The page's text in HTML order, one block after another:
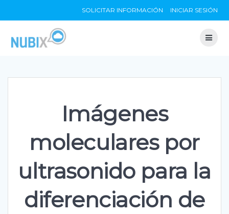
to
SOLICITAR INFORMACIÓN INICIAR SESIÓN
Imágenes
moleculares por
ultrasonido para la
diferenciación de